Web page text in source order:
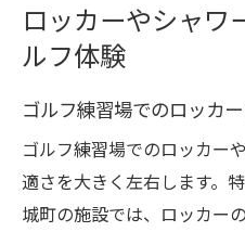
ロッカーやシャワ
ルフ体験
ゴルフ練習場でのロッカ
ゴルフ練習場でのロッカー
適さを大きく左右します。
城町の施設では、ロッカー